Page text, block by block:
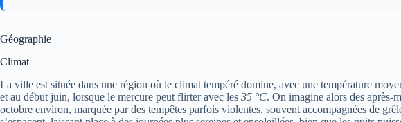
Géographie
Climat
La ville est située dans une région où le climat tempéré domine, avec une température
et au début juin, lorsque le mercure peut flirter avec les 35 °C. On imagine alors des après-
octobre environ, marquée par des tempêtes parfois violentes, souvent accompagnées de